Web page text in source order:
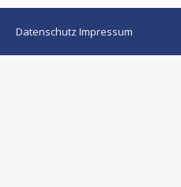
Datenschutz Impressum